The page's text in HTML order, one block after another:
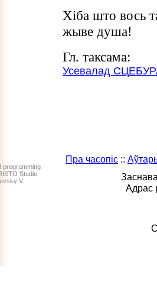
Хіба што вось
жыве душа!
Гл. таксама:
Усевалад
programming
Studio
V.
Пра часопіс ::
Адрас